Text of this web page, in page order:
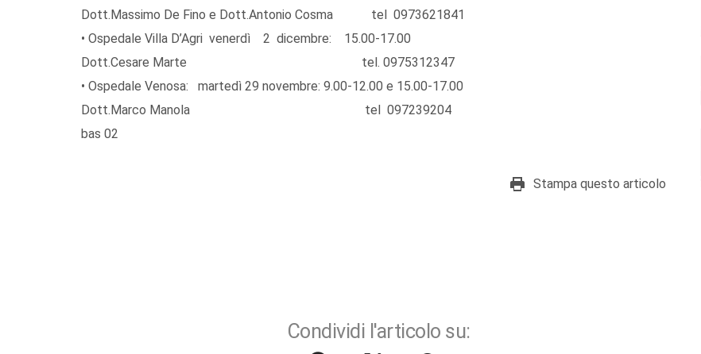
Dott.Massimo De Fino e Dott.Antonio Cosma tel 0973621841
• Ospedale Villa D’Agri venerdì 2 dicembre: 15.00-17.00
Dott.Cesare Marte tel. 0975312347
• Ospedale Venosa: martedì 29 novembre: 9.00-12.00 e 15.00-17.00
Dott.Marco Manola tel 097239204
bas 02
Stampa questo articolo
Condividi l'articolo su: